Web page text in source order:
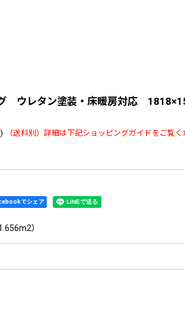
ウレタン塗装・床暖房対応
でシェア
）